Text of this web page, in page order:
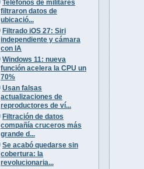
Teléfonos de militares
filtraron datos de
ubicació...
Filtrado iOS 27: Siri
independiente y cámara
con IA
Windows 11: nueva
función acelera la CPU un
70%
Usan falsas
actualizaciones de
reproductores de ví...
Filtración de datos
compañía cruceros más
grande d...
Se acabó quedarse sin
cobertura: la
revolucionaria...